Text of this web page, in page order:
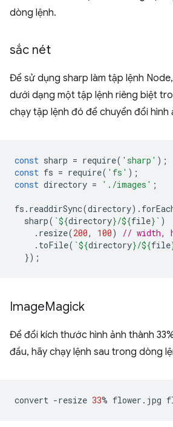
dòng lệnh.
sắc nét
Để sử dụng sharp làm tập lệnh
dưới dạng một tập lệnh riêng biệt
chạy tập lệnh đó để chuyển đổi hình
const sharp = require( 'sharp' );
const fs = require( 'fs' );
const directory = './images' ;
fs . readdirSync(directory).
sharp( `${directory}/${file} ` )
. resize(200, 100)
// width,
. toFile( `${directory}/${file
});
ImageMagick
Để đổi kích thước hình ảnh thành
đầu, hãy chạy lệnh sau trong dòng
convert -resize 33% flower.jpg